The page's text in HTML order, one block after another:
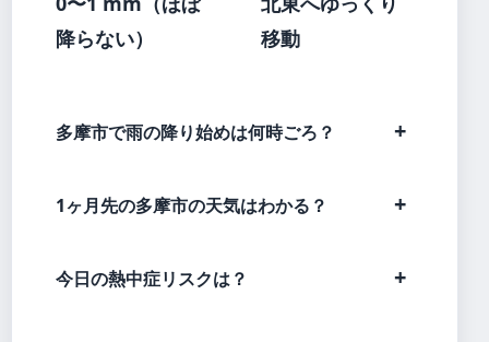
降らない）
移動
多摩市で雨の降り始めは何時ごろ？
1ヶ月先の多摩市の天気はわかる？
今日の熱中症リスクは？